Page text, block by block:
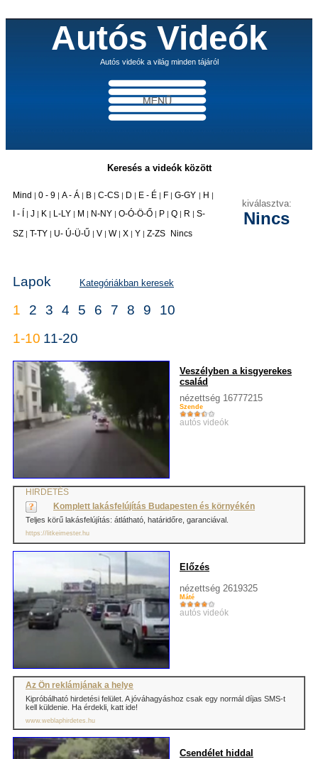
Autós Videók
Autós videók a világ minden tájáról
Keresés a videók között
Mind | 0 - 9 | A - Á | B | C-CS | D | E - É | F | G-GY | H |
I - Í | J | K | L-LY | M | N-NY | O-Ó-Ö-Ő | P | Q | R | S-
SZ | T-TY | U- Ú-Ü-Ű | V | W | X | Y | Z-ZS Nincs
kiválasztva:
Nincs
Lapok Kategóriákban keresek
1 2 3 4 5 6 7 8 9
10
1-10 11-20
Veszélyben a kisgyerekes
család
nézettség 16777215
Szende
autós videók
HIRDETÉS
Komplett lakásfelújítás Budapesten és környékén
Teljes körű lakásfelújítás: átlátható, határidőre, garanciával.
https://litkeimester.hu
Előzés
nézettség 2619325
Máté
autós videók
Az Ön reklámjának a helye
Kipróbálható hirdetési felület. A jóváhagyáshoz csak egy normál díjas SMS-t
kell küldenie. Ha érdekli, katt ide!
www.weblaphirdetes.hu
Csendélet hiddal